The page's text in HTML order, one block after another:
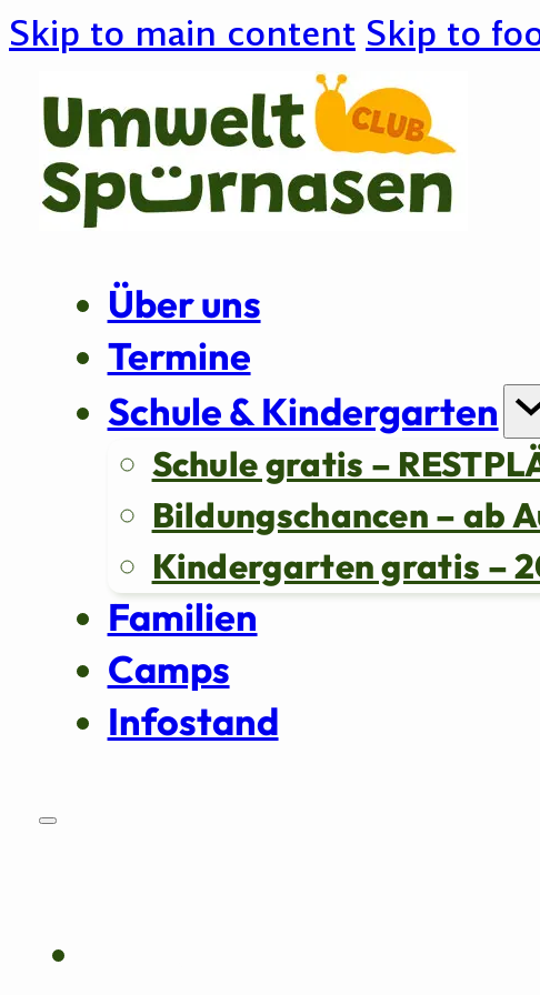
Skip to main content Skip to
Über uns
Termine
Schule & Kindergarten
Schule gratis –
Bildungschancen – ab
Kindergarten gratis –
Familien
Camps
Infostand